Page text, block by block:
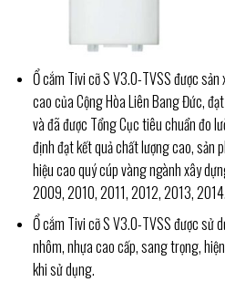
Ổ cắm Tivi cỡ S V3.0-TVSS được
cao của Cộng Hòa Liên Bang Đức,
và đã được Tổng Cục tiêu chuẩn đo
định đạt kết quả chất lượng cao, sản
hiệu cao quý cúp vàng ngành xây
2009, 2010, 2011, 2012, 2013,
Ổ cắm Tivi cỡ S V3.0-TVSS được sử
nhôm, nhựa cao cấp, sang trọng,
khi sử dụng.